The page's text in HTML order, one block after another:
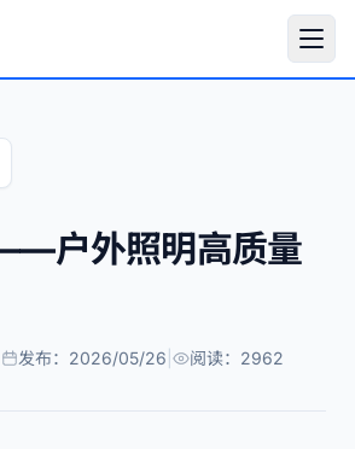
户外照明高质量
发布：2026/05/26 阅读：2962